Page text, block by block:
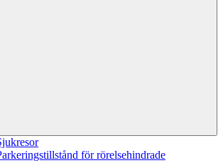
för rörelsehindrade